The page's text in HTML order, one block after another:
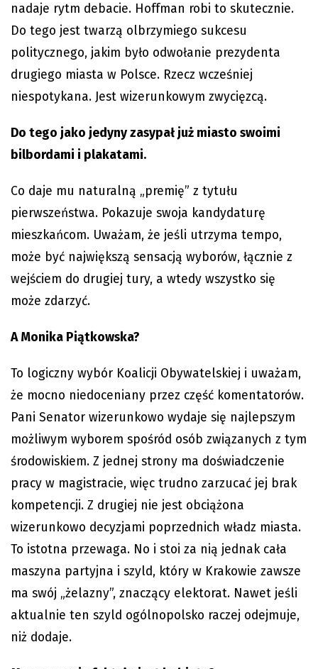
nadaje rytm debacie. Hoffman robi to skutecznie.
Do tego jest twarzą olbrzymiego sukcesu
politycznego, jakim było odwołanie prezydenta
drugiego miasta w Polsce. Rzecz wcześniej
niespotykana. Jest wizerunkowym zwycięzcą.
Do tego jako jedyny zasypał już miasto swoimi
bilbordami i plakatami.
Co daje mu naturalną „premię” z tytułu
pierwszeństwa. Pokazuje swoja kandydaturę
mieszkańcom. Uważam, że jeśli utrzyma tempo,
może być największą sensacją wyborów, łącznie z
wejściem do drugiej tury, a wtedy wszystko się
może zdarzyć.
A Monika Piątkowska?
To logiczny wybór Koalicji Obywatelskiej i uważam,
że mocno niedoceniany przez część komentatorów.
Pani Senator wizerunkowo wydaje się najlepszym
możliwym wyborem spośród osób związanych z tym
środowiskiem. Z jednej strony ma doświadczenie
pracy w magistracie, więc trudno zarzucać jej brak
kompetencji. Z drugiej nie jest obciążona
wizerunkowo decyzjami poprzednich władz miasta.
To istotna przewaga. No i stoi za nią jednak cała
maszyna partyjna i szyld, który w Krakowie zawsze
ma swój „żelazny”, znaczący elektorat. Nawet jeśli
aktualnie ten szyld ogólnopolsko raczej odejmuje,
niż dodaje.